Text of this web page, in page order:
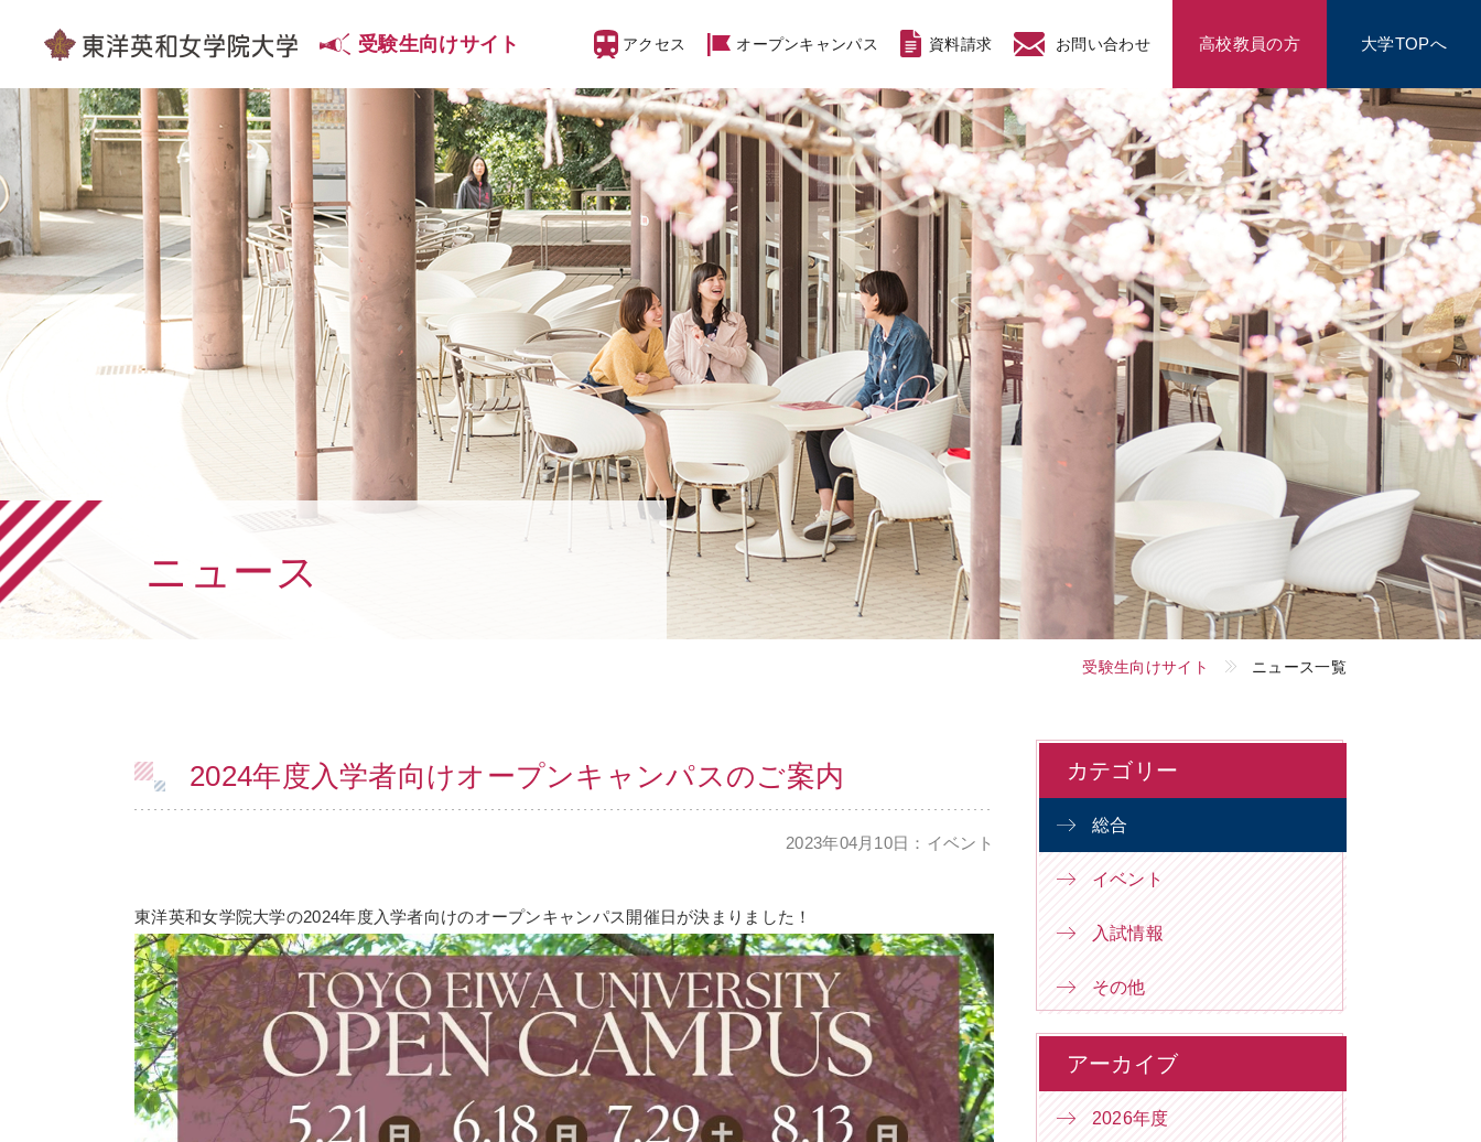
受験生向けサイト アクセス オープンキャンパス 資料請求 お問い合わせ 高校教員の方 大学TOPへ
ニュース
受験生向けサイト ニュース一覧
2024年度入学者向けオープンキャンパスのご案内
2023年04月10日：イベント
東洋英和女学院大学の2024年度入学者向けのオープンキャンパス開催日が決まりました！
カテゴリー
総合
イベント
入試情報
その他
アーカイブ
2026年度